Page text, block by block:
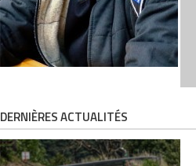
DERNIÈRES ACTUALITÉS